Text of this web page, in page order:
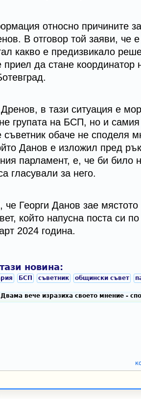
относно причините
В отговор той заяви, че е
какво е предизвикало
да стане координатор
в тази ситуация е
групата на БСП, но и
обаче не споделя
Данов е изложил пред
парламент, е, че би било
гласували за него.
Георги Данов зае
който напусна поста си
2024 година.
новина:
БСП съветник общински съвет
вече изразиха своето мнение -